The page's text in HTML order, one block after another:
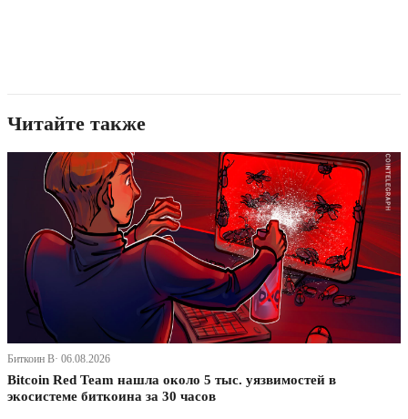
Читайте также
Биткоин В· 06.08.2026
Bitcoin Red Team нашла около 5 тыс. уязвимостей в
экосистеме биткоина за 30 часов